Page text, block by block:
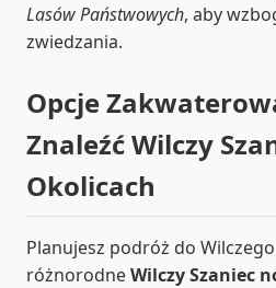
Lasów Państwowych, aby
zwiedzania.
Opcje
Znaleźć Wilczy
Okolicach
Planujesz podróż do
różnorodneWilczy Szaniec